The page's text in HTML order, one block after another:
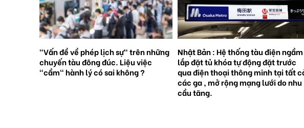
Nhật Bản : Hệ thống tàu điện ngầm
lắp đặt tủ khóa tự động đặt trước
qua điện thoại thông minh tại tất cả
Nhật Bản : 65% phụ nữ không muốn
sinh con, lần đầu tiên vượt qua nam
giới [Sách Trắng về Sinh Sản 2025]